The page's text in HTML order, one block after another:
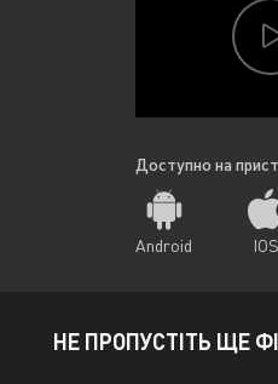
Доступно на
Android IOS
НЕ ПРОПУСТІТЬ ЩЕ